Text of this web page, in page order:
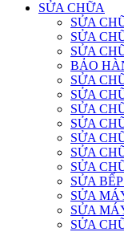
SỬA CHỮA
SỬA
SỬA
SỬA
BẢO
SỬA
SỬA
SỬA
SỬA
SỬA
SỬA
SỬA
SỬA
SỬA
SỬA
SỬA